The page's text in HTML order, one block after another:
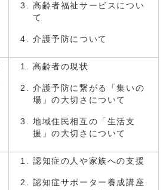
高齢者福祉サービスについ
て
介護予防について
高齢者の現状
介護予防に繋がる「集いの
場」の大切さについて
地域住民相互の「生活支
援」の大切さについて
認知症の人や家族への支援
認知症サポーター養成講座